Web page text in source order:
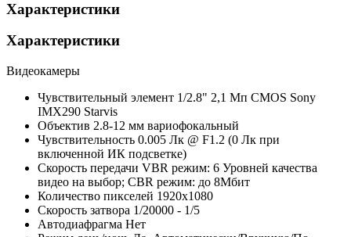
Характеристики
Характеристики
Видеокамеры
Чувствительный элемент 1/2.8" 2,1 Мп CMOS Sony
IMX290 Starvis
Объектив 2.8-12 мм вариофокальный
Чувствительность 0.005 Лк @ F1.2 (0 Лк при
включенной ИК подсветке)
Скорость передачи VBR режим: 6 Уровней качества
видео на выбор; CBR режим: до 8Мбит
Количество пикселей 1920х1080
Скорость затвора 1/20000 - 1/5
Автодиафрагма Нет